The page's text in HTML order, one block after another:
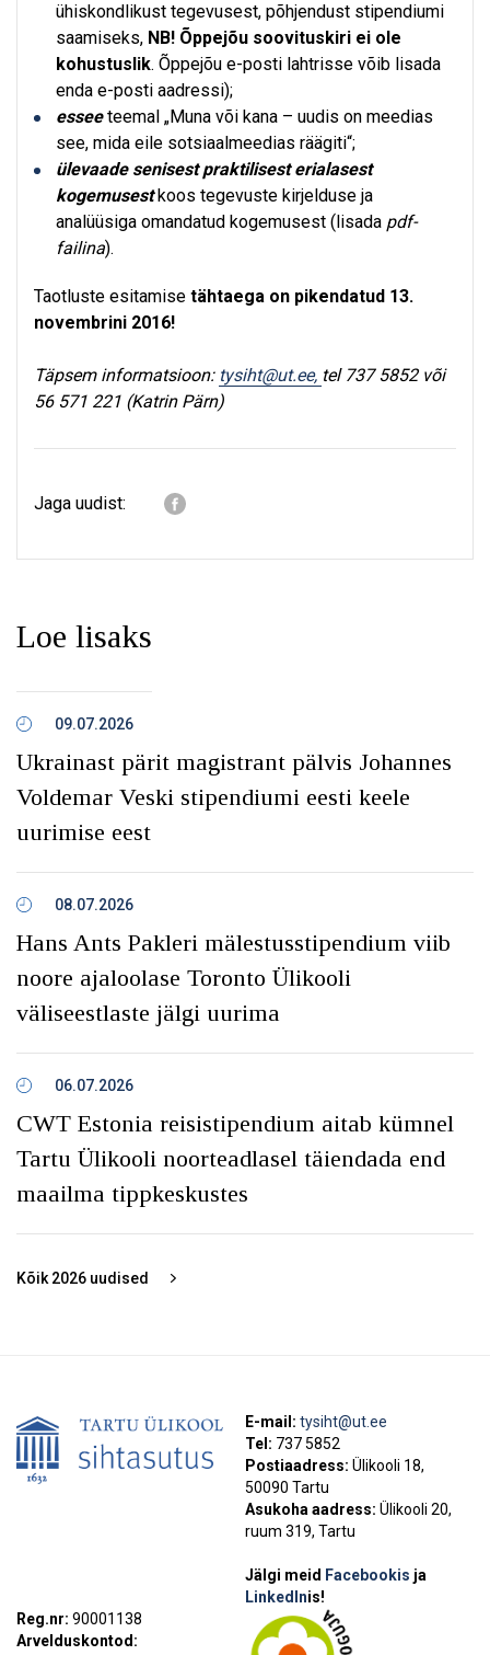
ühiskondlikust tegevusest, põhjendust stipendiumi
saamiseks, NB! Õppejõu soovituskiri ei ole
kohustuslik. Õppejõu e-posti lahtrisse võib lisada
enda e-posti aadressi);
esseeteemal „Muna või kana – uudis on meedias
see, mida eile sotsiaalmeedias räägiti“;
ülevaade senisest praktilisest erialasest
kogemusestkoos tegevuste kirjelduse ja
analüüsiga omandatud kogemusest (lisada pdf-
failina).
Taotluste esitamise tähtaega on pikendatud 13.
novembrini 2016!
Täpsem informatsioon: tysiht@ut.ee, tel 737 5852 või
56 571 221 (Katrin Pärn)
Jaga uudist:
Loe lisaks
09.07.2026
Ukrainast pärit magistrant pälvis Johannes
Voldemar Veski stipendiumi eesti keele
uurimise eest
08.07.2026
Hans Ants Pakleri mälestusstipendium viib
noore ajaloolase Toronto Ülikooli
väliseestlaste jälgi uurima
06.07.2026
CWT Estonia reisistipendium aitab kümnel
Tartu Ülikooli noorteadlasel täiendada end
maailma tippkeskustes
Kõik 2026 uudised
E-mail: tysiht@ut.ee
Tel: 737 5852
Postiaadress: Ülikooli 18,
50090 Tartu
Asukoha aadress: Ülikooli 20,
ruum 319, Tartu
Jälgi meid Facebookis ja
LinkedInis!
Reg.nr: 90001138
Arvelduskontod: